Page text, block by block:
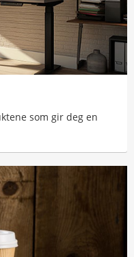
som gir deg en